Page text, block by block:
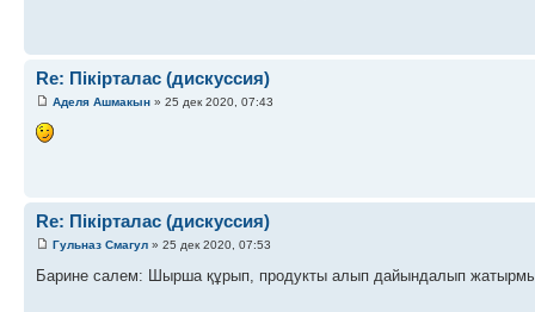
Re: Пікірталас (дискуссия)
Аделя Ашмакын » 25 дек 2020, 07:43
Re: Пікірталас (дискуссия)
Гульназ Смагул » 25 дек 2020, 07:53
Барине салем: Шырша құрып, продукты алып дайындалып